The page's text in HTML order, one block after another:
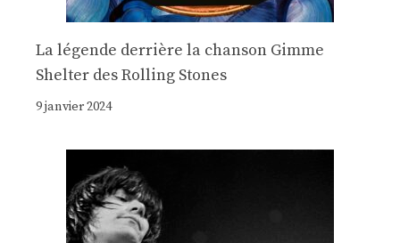
La légende derrière la chanson Gimme
Shelter des Rolling Stones
9 janvier 2024